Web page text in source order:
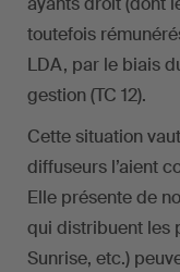
toutefois
LDA, par le biais
gestion (TC 12).
Cette situation
diffuseurs l’aient
Elle présente de
qui distribuent les
Sunrise, etc.)